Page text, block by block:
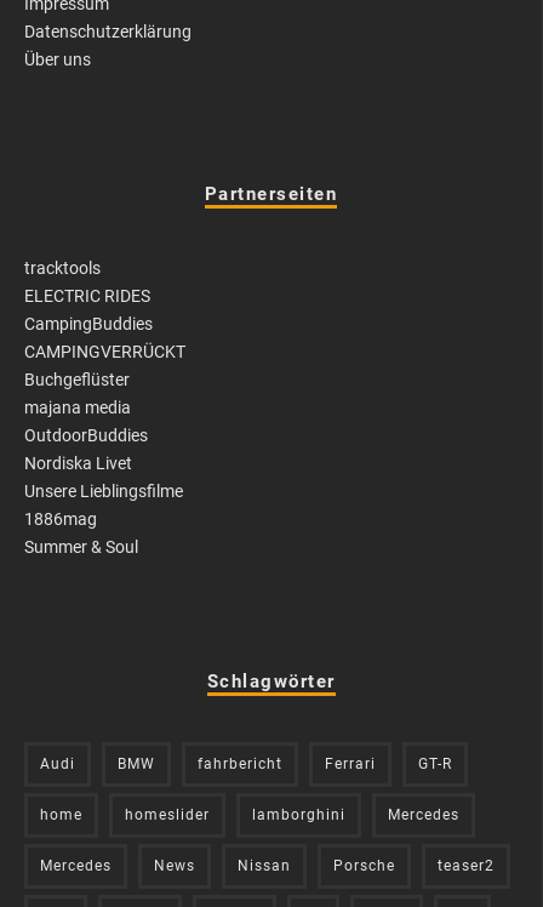
Datenschutzerklärung
Über uns
Partnerseiten
tracktools
ELECTRIC RIDES
CampingBuddies
CAMPINGVERRÜCKT
Buchgeflüster
majana media
OutdoorBuddies
Nordiska Livet
Unsere Lieblingsfilme
1886mag
Summer & Soul
Schlagwörter
Audi BMW fahrbericht Ferrari GT-R
home homeslider lamborghini Mercedes
Mercedes News Nissan Porsche teaser2